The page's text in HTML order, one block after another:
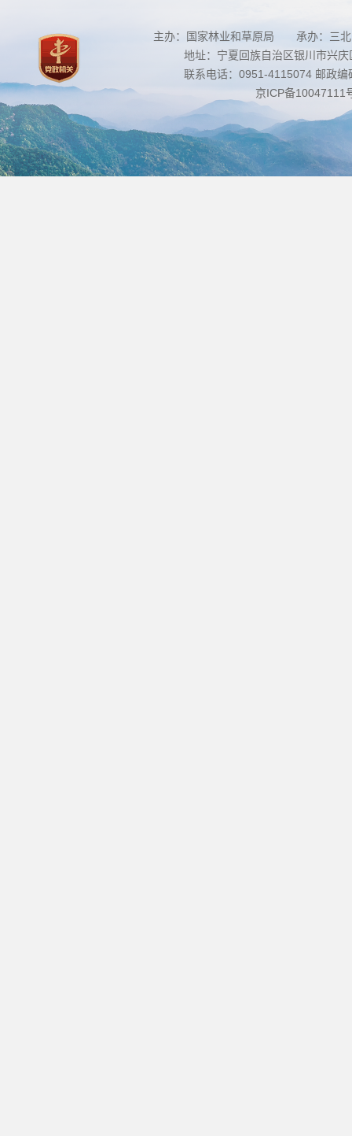
主办：国家林业和草原局 承办：三北
地址：宁夏回族自治区银川市兴
联系电话：0951-4115074 邮政
京ICP备10047111